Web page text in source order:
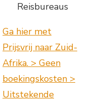
Reisbureaus
Ga hier met
Prijsvrij naar Zuid-
Afrika. > Geen
boekingskosten >
Uitstekende